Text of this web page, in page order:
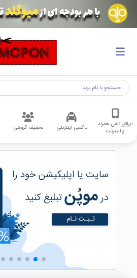
اپراتور تلفن همراه
و اینترنت
تاکسی اینترنتی تخفیف گروهی